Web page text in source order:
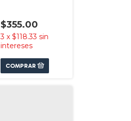
$355.00
3 x $118.33 sin
intereses